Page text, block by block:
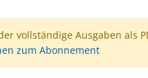
vollständige Ausgaben als
zum Abonnement